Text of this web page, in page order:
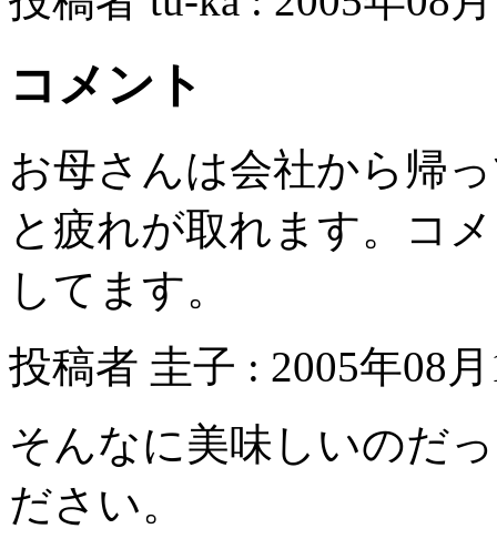
コメント
お母さんは会社から帰
と疲れが取れます。コ
してます。
投稿者 圭子 : 2005年08
そんなに美味しいのだ
ださい。